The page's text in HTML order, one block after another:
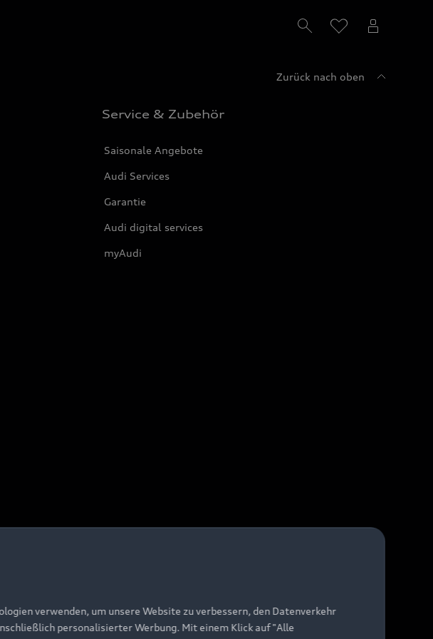
Zurück nach oben
Service & Zubehör
Saisonale Angebote
Audi Services
Garantie
Audi digital services
myAudi
verwenden, um unsere Website zu verbessern, den Datenverkehr
personalisierter Werbung. Mit einem Klick auf "Alle